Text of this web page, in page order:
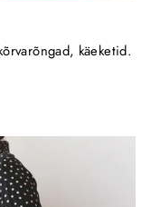
käeketid.